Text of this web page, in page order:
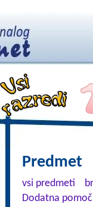
Predmet
vsi predmeti
Dodatna